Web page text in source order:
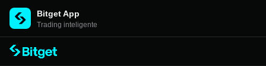
Bitget App
Trading inteligente